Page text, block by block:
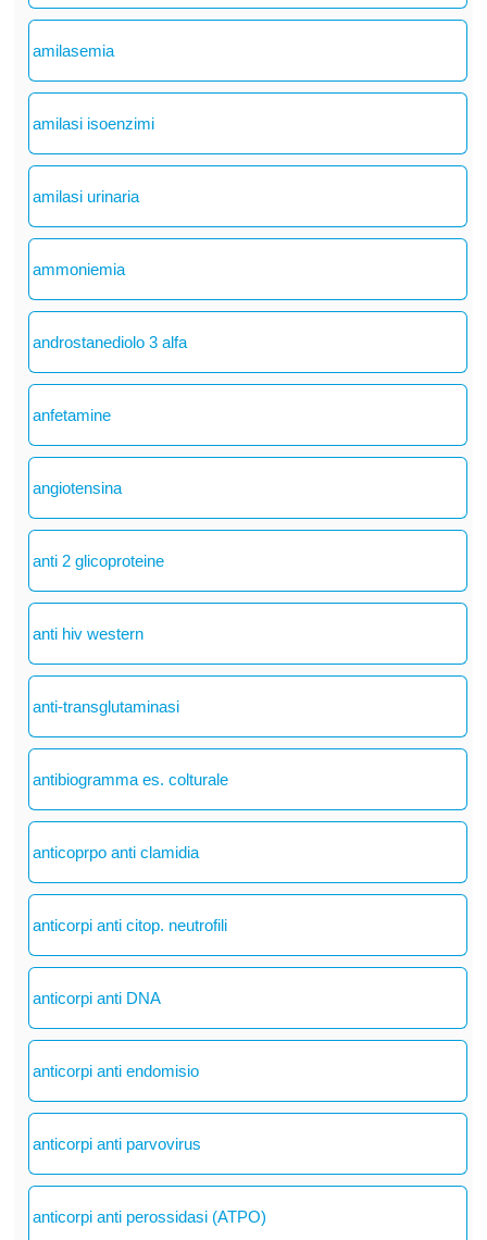
amilasemia
amilasi isoenzimi
amilasi urinaria
ammoniemia
androstanediolo 3 alfa
anfetamine
angiotensina
anti 2 glicoproteine
anti hiv western
anti-transglutaminasi
antibiogramma es. colturale
anticoprpo anti clamidia
anticorpi anti citop. neutrofili
anticorpi anti DNA
anticorpi anti endomisio
anticorpi anti parvovirus
anticorpi anti perossidasi (ATPO)